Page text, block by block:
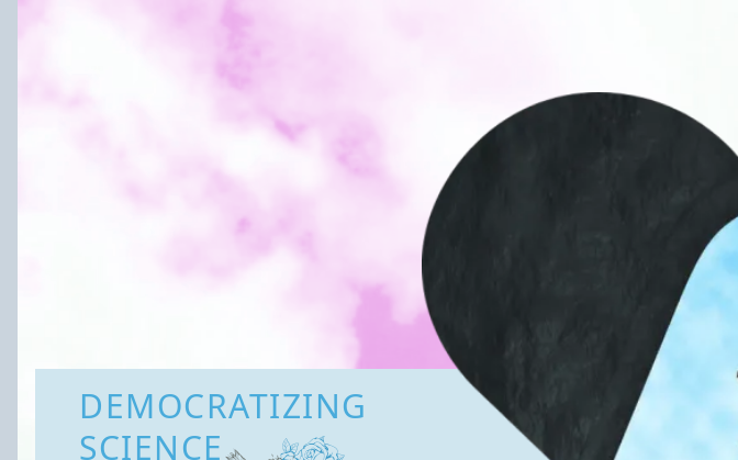
DEMOCRATIZING
SCIENCE